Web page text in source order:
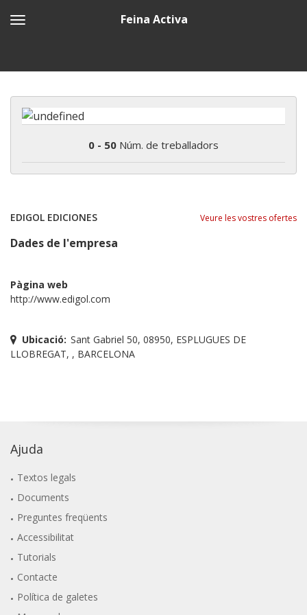
Feina Activa
0 - 50 Núm. de treballadors
EDIGOL EDICIONES Veure les vostres ofertes
Dades de l'empresa
Pàgina web
http://www.edigol.com
Ubicació: Sant Gabriel 50, 08950, ESPLUGUES DE
LLOBREGAT, , BARCELONA
Ajuda
Textos legals
Documents
Preguntes freqüents
Accessibilitat
Tutorials
Contacte
Política de galetes